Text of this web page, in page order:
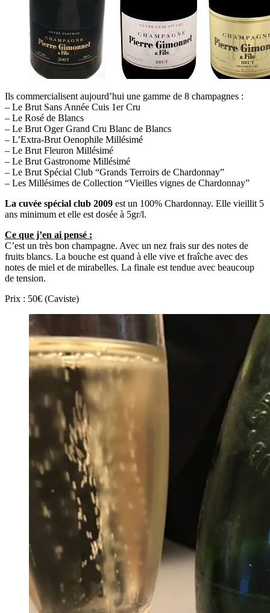
Ils commercialisent aujourd’hui une gamme de 8 champagnes :
– Le Brut Sans Année Cuis 1er Cru
– Le Rosé de Blancs
– Le Brut Oger Grand Cru Blanc de Blancs
– L’Extra-Brut Oenophile Millésimé
– Le Brut Fleuron Millésimé
– Le Brut Gastronome Millésimé
– Le Brut Spécial Club “Grands Terroirs de Chardonnay”
– Les Millésimes de Collection “Vieilles vignes de Chardonnay”
La cuvée spécial club 2009 est un 100% Chardonnay. Elle vieillit 5
ans minimum et elle est dosée à 5gr/l.
Ce que j’en ai pensé :
C’est un très bon champagne. Avec un nez frais sur des notes de
fruits blancs. La bouche est quand à elle vive et fraîche avec des
notes de miel et de mirabelles. La finale est tendue avec beaucoup
de tension.
Prix : 50€ (Caviste)